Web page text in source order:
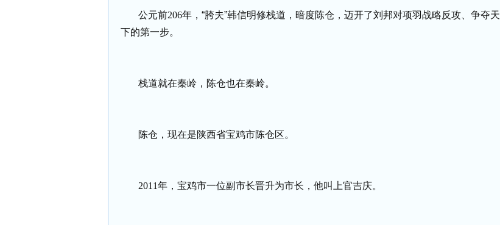
公元前206年，“胯夫”韩信明修栈道，暗度陈仓，迈开了刘邦对项羽战略反攻、争夺天
下的第一步。
栈道就在秦岭，陈仓也在秦岭。
陈仓，现在是陕西省宝鸡市陈仓区。
2011年，宝鸡市一位副市长晋升为市长，他叫上官吉庆。